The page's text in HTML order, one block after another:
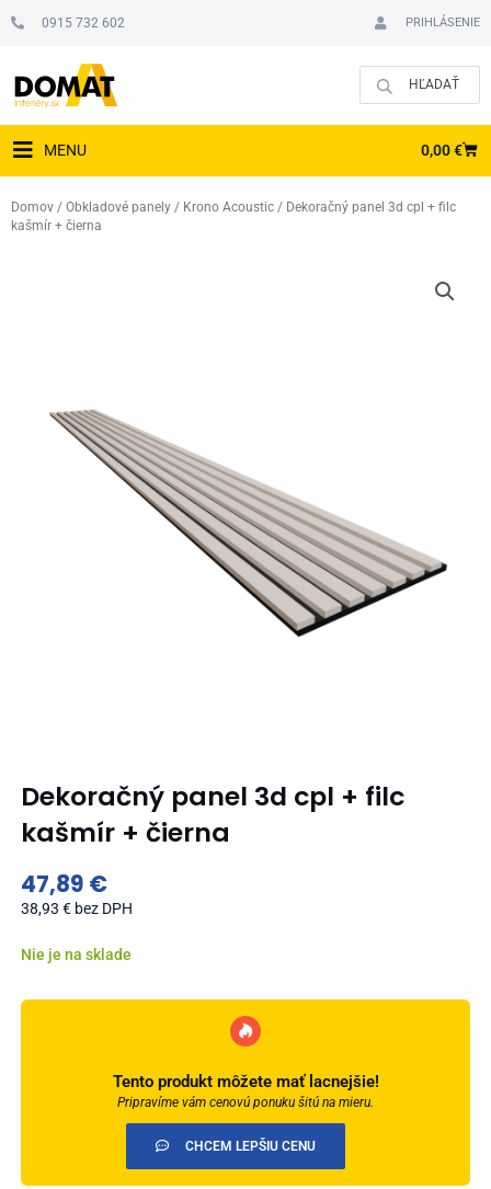
0915 732 602 PRIHLÁSENIE
MENU 0,00€
Domov / Obkladové panely / Krono Acoustic / Dekoračný panel 3d cpl + filc
kašmír + čierna
Dekoračný panel 3d cpl + filc
kašmír + čierna
47,89 €
38,93 € bez DPH
Nie je na sklade
Tento produkt môžete mať lacnejšie!
Pripravíme vám cenovú ponuku šitú na mieru.
CHCEM LEPŠIU CENU